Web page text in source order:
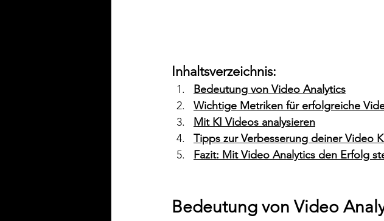
Inhaltsverzeichnis:
Bedeutung von Video Analytics
Wichtige Metriken für erfolgreiche
Mit KI Videos analysieren
Tipps zur Verbesserung deiner Video
Fazit: Mit Video Analytics den Erfolg
Bedeutung von Video